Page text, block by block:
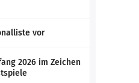
vor
2026 im Zeichen